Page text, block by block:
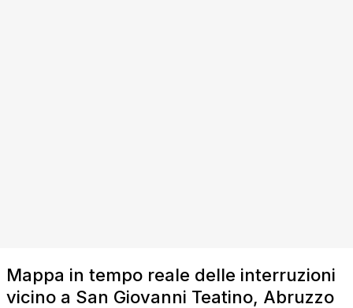
Mappa in tempo reale delle interruzioni
vicino a San Giovanni Teatino, Abruzzo